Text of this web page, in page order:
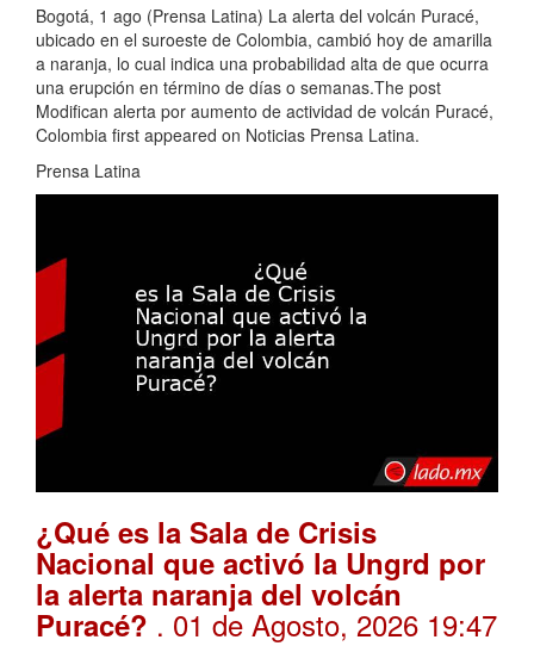
Bogotá, 1 ago (Prensa Latina) La alerta del volcán Puracé,
ubicado en el suroeste de Colombia, cambió hoy de amarilla
a naranja, lo cual indica una probabilidad alta de que ocurra
una erupción en término de días o semanas.The post
Modifican alerta por aumento de actividad de volcán Puracé,
Colombia first appeared on Noticias Prensa Latina.
Prensa Latina
¿Qué es la Sala de Crisis
Nacional que activó la Ungrd por
la alerta naranja del volcán
Puracé? . 01 de Agosto, 2026 19:47